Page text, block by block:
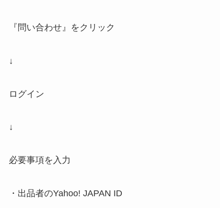
『問い合わせ』をクリック
↓
ログイン
↓
必要事項を入力
・出品者のYahoo! JAPAN ID